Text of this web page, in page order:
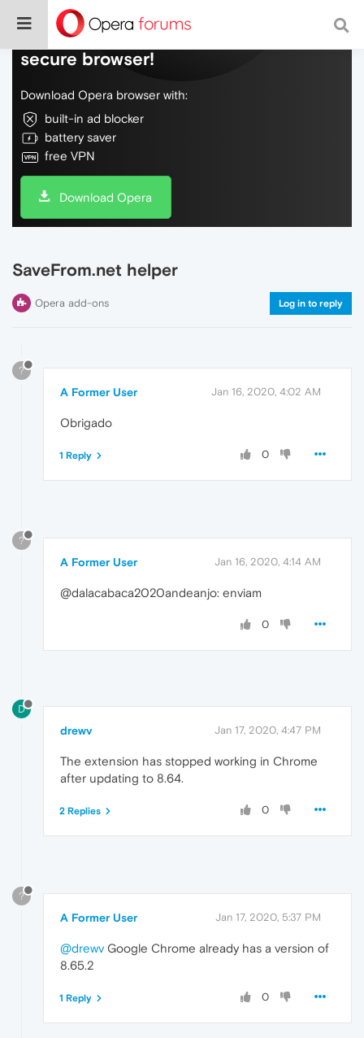
Do more on the web, with a fast and
secure browser!
Download Opera browser with:
built-in ad blocker
battery saver
free VPN
Download Opera
SaveFrom.net helper
Opera add-ons Log in to reply
?
A Former User Jan 16, 2020, 4:02 AM
Obrigado
0
1 Reply
?
A Former User Jan 16, 2020, 4:14 AM
@dalacabaca2020andeanjo: enviam
0
D
drewv Jan 17, 2020, 4:47 PM
The extension has stopped working in Chrome
after updating to 8.64.
0
2 Replies
?
A Former User Jan 17, 2020, 5:37 PM
@drewv Google Chrome already has a version of
8.65.2
0
1 Reply